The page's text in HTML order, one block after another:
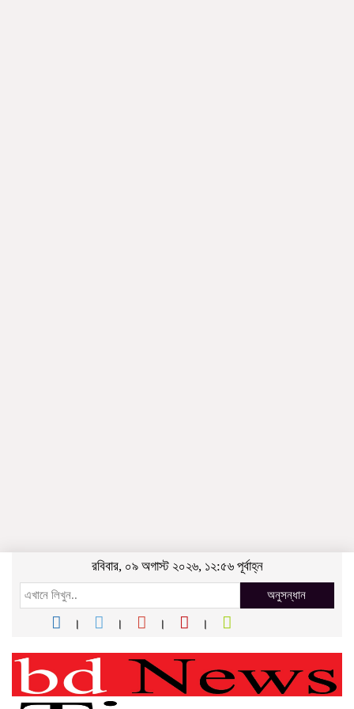
রবিবার, ০৯ অগাস্ট ২০২৬, ১২:৫৬ পূর্বাহ্ন
অনুসন্ধান